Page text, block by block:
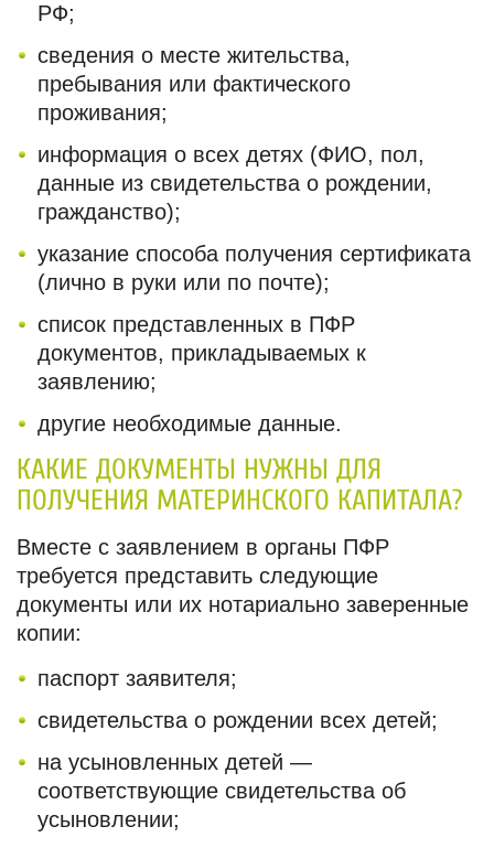
РФ;
сведения о месте жительства,
пребывания или фактического
проживания;
информация о всех детях (ФИО, пол,
данные из свидетельства о рождении,
гражданство);
указание способа получения сертификата
(лично в руки или по почте);
список представленных в ПФР
документов, прикладываемых к
заявлению;
другие необходимые данные.
КАКИЕ ДОКУМЕНТЫ НУЖНЫ ДЛЯ
ПОЛУЧЕНИЯ МАТЕРИНСКОГО КАПИТАЛА?
Вместе с заявлением в органы ПФР
требуется представить следующие
документы или их нотариально заверенные
копии:
паспорт заявителя;
свидетельства о рождении всех детей;
на усыновленных детей —
соответствующие свидетельства об
усыновлении;